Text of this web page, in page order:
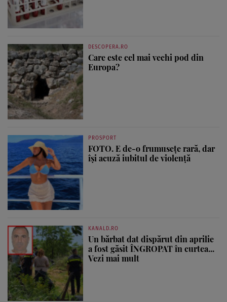
DESCOPERA.RO
Care este cel mai vechi pod din
Europa?
PROSPORT
FOTO. E de-o frumusețe rară, dar
își acuză iubitul de violență
KANALD.RO
Un bărbat dat dispărut din aprilie
a fost găsit ÎNGROPAT în curtea...
Vezi mai mult